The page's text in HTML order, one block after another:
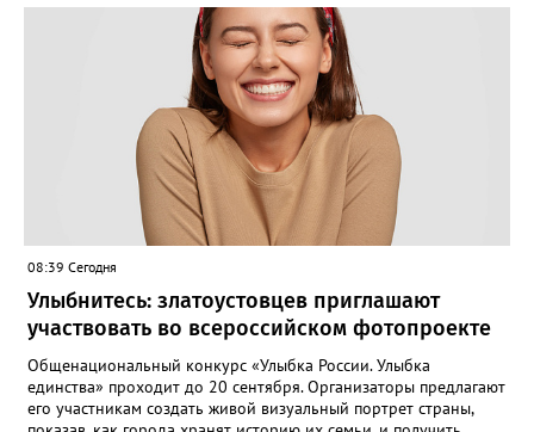
08:39 Сегодня
Улыбнитесь: златоустовцев приглашают
участвовать во всероссийском фотопроекте
Общенациональный конкурс «Улыбка России. Улыбка
единства» проходит до 20 сентября. Организаторы предлагают
его участникам создать живой визуальный портрет страны,